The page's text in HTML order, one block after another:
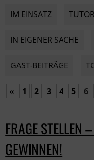
IM EINSATZ
IN EIGENER SACHE
GAST-BEITRÄGE
« 1 2 3 4 5 6
FRAGE STELLEN
GEWINNEN!